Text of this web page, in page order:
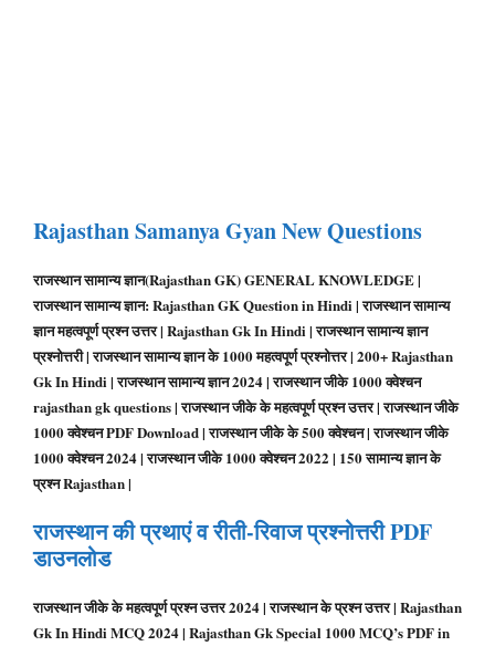
Rajasthan Samanya Gyan New Questions
राजस्थान सामान्य ज्ञान(Rajasthan GK) GENERAL KNOWLEDGE |
राजस्थान सामान्य ज्ञान: Rajasthan GK Question in Hindi | राजस्थान सामान्य
ज्ञान महत्वपूर्ण प्रश्न उत्तर | Rajasthan Gk In Hindi | राजस्थान सामान्य ज्ञान
प्रश्नोत्तरी | राजस्थान सामान्य ज्ञान के 1000 महत्वपूर्ण प्रश्नोत्तर | 200+ Rajasthan
Gk In Hindi | राजस्थान सामान्य ज्ञान 2024 | राजस्थान जीके 1000 क्वेश्चन
rajasthan gk questions | राजस्थान जीके के महत्वपूर्ण प्रश्न उत्तर | राजस्थान जीके
1000 क्वेश्चन PDF Download | राजस्थान जीके के 500 क्वेश्चन | राजस्थान जीके
1000 क्वेश्चन 2024 | राजस्थान जीके 1000 क्वेश्चन 2022 | 150 सामान्य ज्ञान के
प्रश्न Rajasthan |
राजस्थान की प्रथाएं व रीती-रिवाज प्रश्नोत्तरी PDF
डाउनलोड
राजस्थान जीके के महत्वपूर्ण प्रश्न उत्तर 2024 | राजस्थान के प्रश्न उत्तर | Rajasthan
Gk In Hindi MCQ 2024 | Rajasthan Gk Special 1000 MCQ’s PDF in